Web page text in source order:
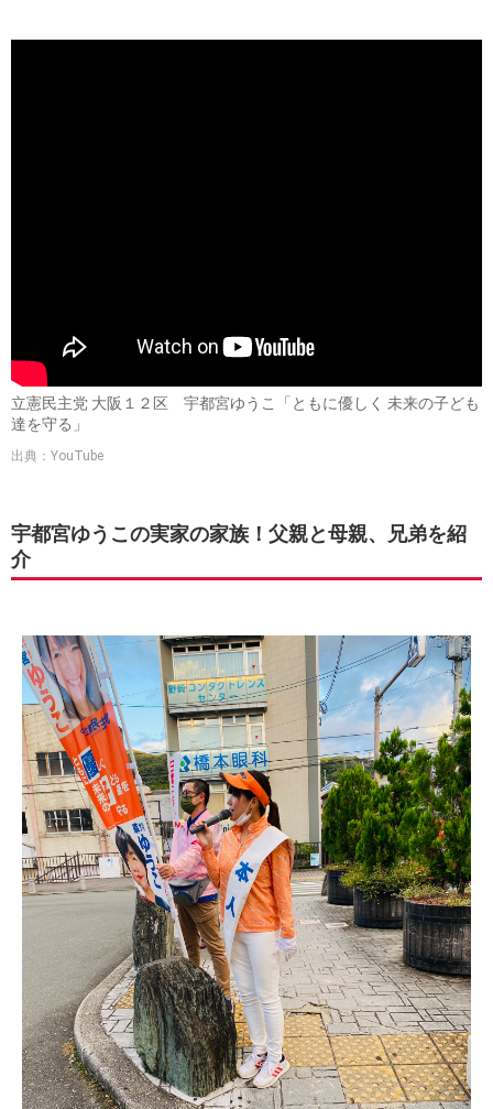
立憲民主党 大阪１２区 宇都宮ゆうこ「ともに優しく 未来の子ども
達を守る」
出典：YouTube
宇都宮ゆうこの実家の家族！父親と母親、兄弟を紹
介